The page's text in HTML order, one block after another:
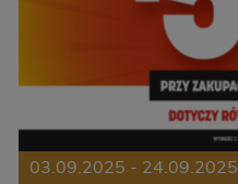
03.09.2025 - 24.09.2025